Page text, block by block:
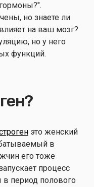
но знаете ли
влияет на ваш мозг?
но у него
функций.
это женский
в
его тоже
процесс
период полового